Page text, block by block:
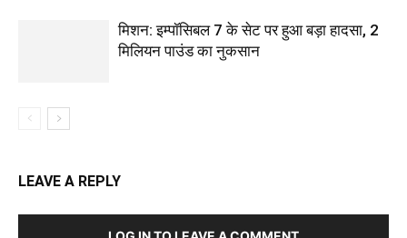
मिशन: इम्पॉसिबल 7 के सेट पर हुआ बड़ा हादसा, 2
मिलियन पाउंड का नुकसान
LEAVE A REPLY